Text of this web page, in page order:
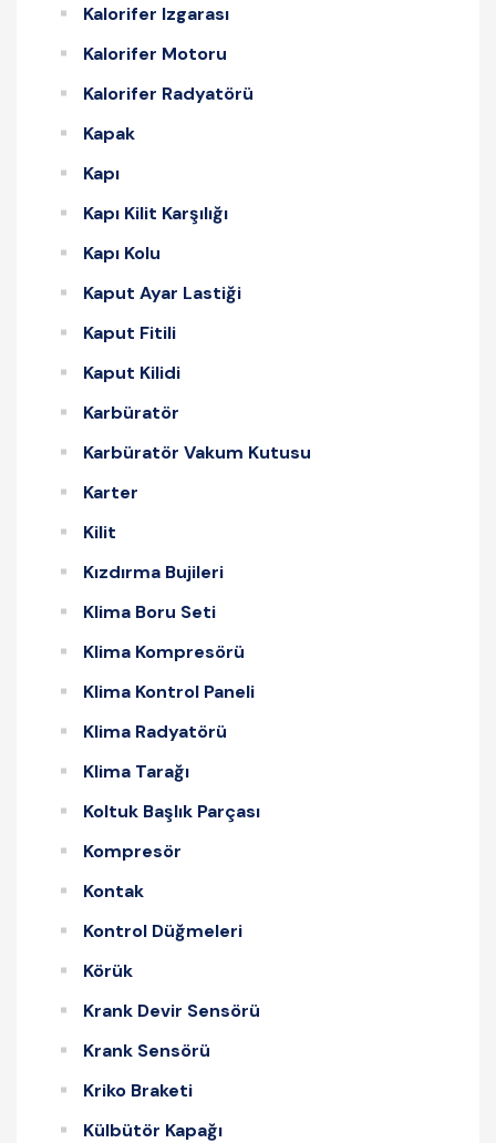
Kalorifer Izgarası
Kalorifer Motoru
Kalorifer Radyatörü
Kapak
Kapı
Kapı Kilit Karşılığı
Kapı Kolu
Kaput Ayar Lastiği
Kaput Fitili
Kaput Kilidi
Karbüratör
Karbüratör Vakum Kutusu
Karter
Kilit
Kızdırma Bujileri
Klima Boru Seti
Klima Kompresörü
Klima Kontrol Paneli
Klima Radyatörü
Klima Tarağı
Koltuk Başlık Parçası
Kompresör
Kontak
Kontrol Düğmeleri
Körük
Krank Devir Sensörü
Krank Sensörü
Kriko Braketi
Külbütör Kapağı